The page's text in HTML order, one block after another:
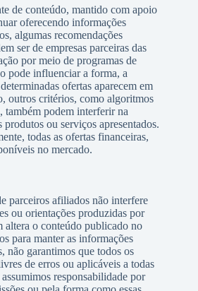
de conteúdo, mantido com apoio
oferecendo informações
algumas recomendações
ser de empresas parceiras das
por meio de programas de
pode influenciar a forma, a
ofertas aparecem em
outros critérios, como algoritmos
também podem interferir na
ou serviços apresentados.
todas as ofertas financeiras,
no mercado.
parceiros afiliados não interfere
ou orientações produzidas por
altera o conteúdo publicado no
para manter as informações
não garantimos que todos os
de erros ou aplicáveis a todas
responsabilidade por